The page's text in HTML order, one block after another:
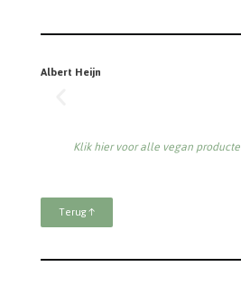
Albert Heijn
Klik hier voor alle vegan
Terug ↑